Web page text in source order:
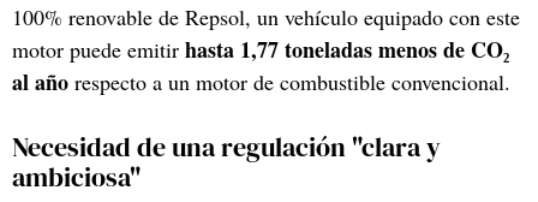
100% renovable de Repsol, un vehículo equipado con este
motor puede emitir hasta 1,77 toneladas menos de CO₂
al año respecto a un motor de combustible convencional.
Necesidad de una regulación "clara y
ambiciosa"